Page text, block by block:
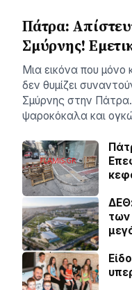
Πάτρα:
Σμύρνης!
Μια εικόνα που μόνο
δεν θυμίζει
Σμύρνης στην
ψαροκόκαλα και
των